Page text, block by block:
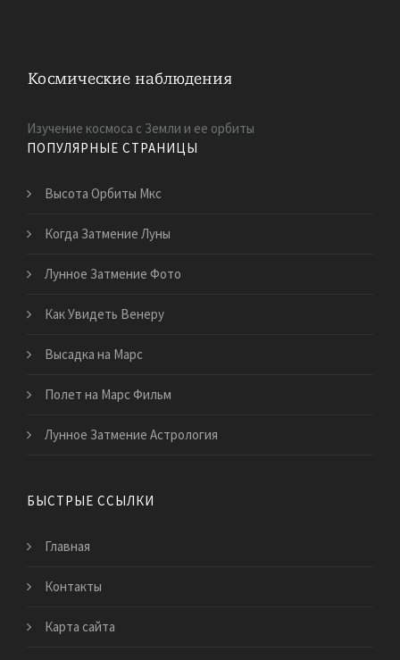
Изучение космоса с Земли и ее орбиты
ПОПУЛЯРНЫЕ СТРАНИЦЫ
Высота Орбиты Мкс
Когда Затмение Луны
Лунное Затмение Фото
Как Увидеть Венеру
Высадка на Марс
Полет на Марс Фильм
Лунное Затмение Астрология
БЫСТРЫЕ ССЫЛКИ
Главная
Контакты
Карта сайта